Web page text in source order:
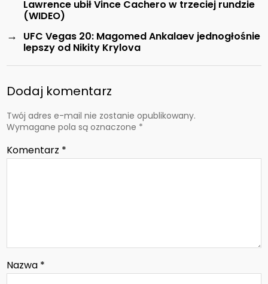
Lawrence ubił Vince Cachero w trzeciej rundzie
(WIDEO)
→
UFC Vegas 20: Magomed Ankalaev jednogłośnie
lepszy od Nikity Krylova
Dodaj komentarz
Twój adres e-mail nie zostanie opublikowany.
Wymagane pola są oznaczone *
Komentarz *
Nazwa *